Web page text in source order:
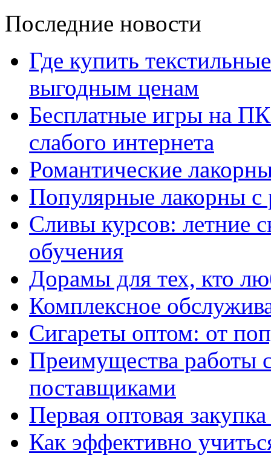
Последние новости
Где купить
выгодным ценам
Бесплатные игры на
слабого интернета
Романтические
Популярные лакорны с
Сливы курсов: летние
обучения
Дорамы для тех, кто
Комплексное
Сигареты оптом: от
Преимущества работы
поставщиками
Первая оптовая
Как эффективно